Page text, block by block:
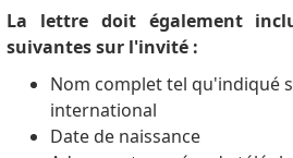
La lettre doit également
suivantes sur l'invité :
Nom complet tel qu'indiqué
international
Date de naissance